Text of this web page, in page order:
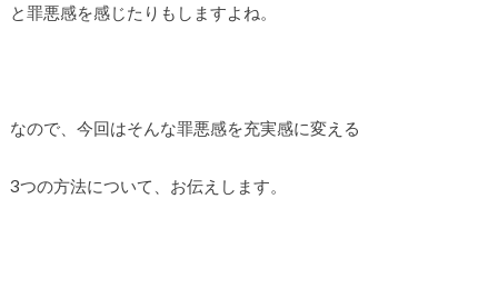
と罪悪感を感じたりもしますよね。
なので、今回はそんな罪悪感を充実感に変える
3つの方法について、お伝えします。